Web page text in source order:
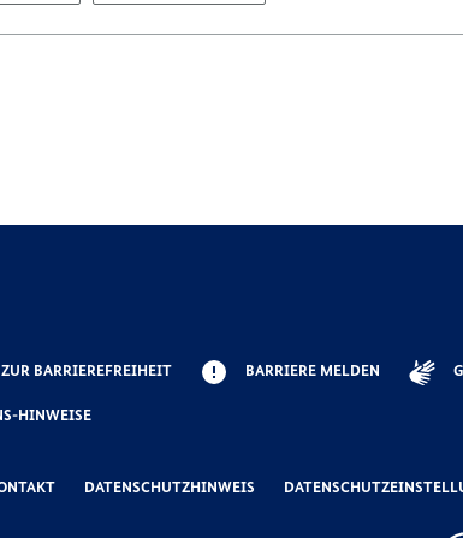
BARRIEREFREIHEIT BARRIERE MELDEN
HINWEISE
DATENSCHUTZHINWEIS